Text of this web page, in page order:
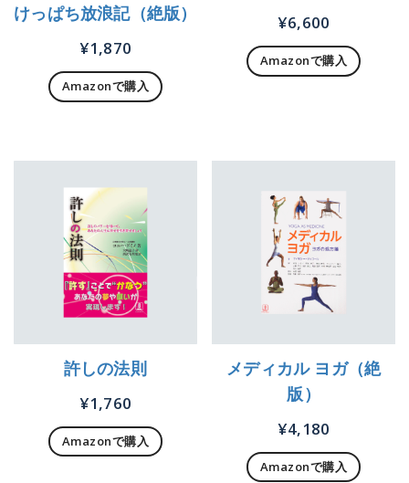
けっぱち放浪記（絶版）
¥1,870
Amazonで購入
¥6,600
Amazonで購入
許しの法則
¥1,760
Amazonで購入
メディカル ヨガ（絶
版）
¥4,180
Amazonで購入